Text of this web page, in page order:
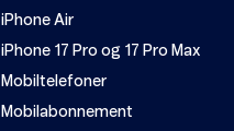
iPhone Air
iPhone 17 Pro og 17 Pro Max
Mobiltelefoner
Mobilabonnement